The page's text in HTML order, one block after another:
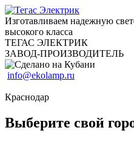
Изготавливаем надежную
высокого класса
ТЕГАС ЭЛЕКТРИК
ЗАВОД-ПРОИЗВОДИТЕЛЬ
info@ekolamp.ru
Краснодар
Выберите свой